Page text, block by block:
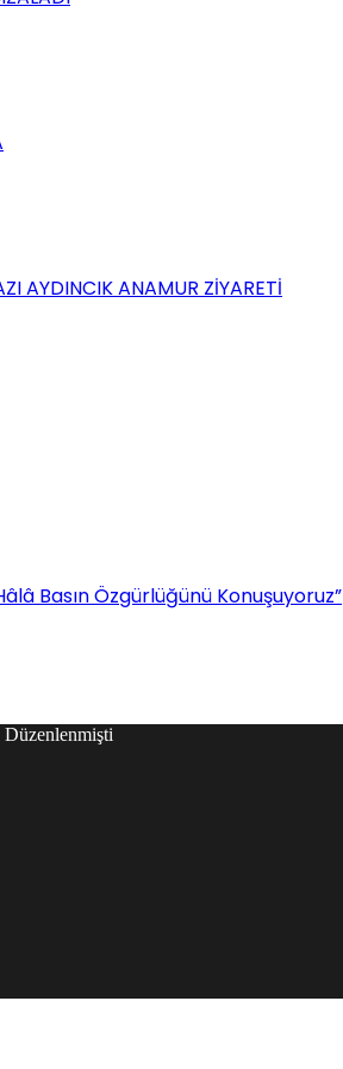
AYDINCIK ANAMUR ZİYARETİ
Basın Özgürlüğünü Konuşuyoruz”
Düzenlenmişti